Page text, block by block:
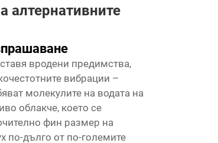
алтернативните
вродени предимства,
вибрации –
молекулите на водата на
облакче, което се
фин размер на
по-дълго от по-големите